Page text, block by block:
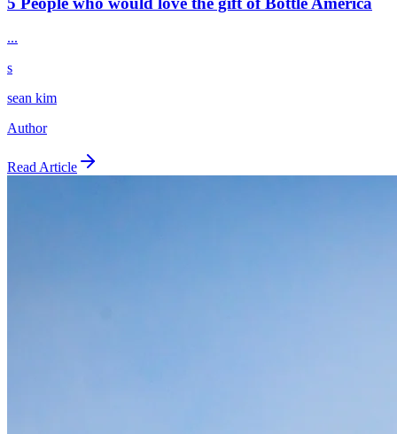
...
s
sean kim
Author
Read Article